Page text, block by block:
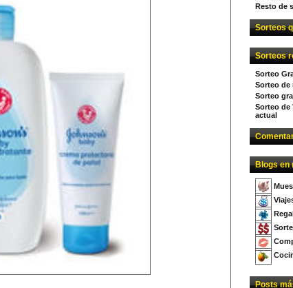
Resto de
Sorteos
Sorteos
Sorteo
Sorteo de
Sorteo
Sorteo de
actual
Blogs en
Posts